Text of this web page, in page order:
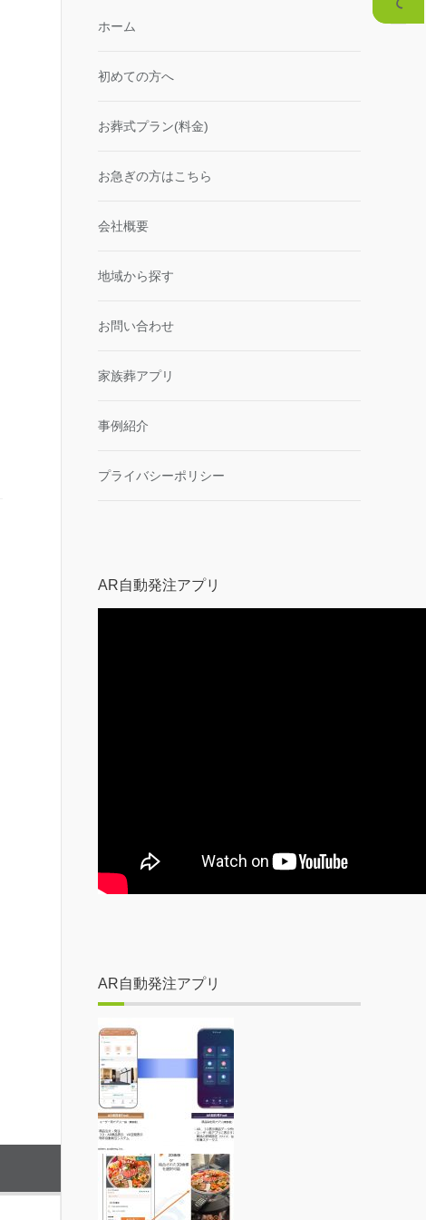
ホーム
初めての方へ
お葬式プラン(料金)
お急ぎの方はこちら
会社概要
地域から探す
お問い合わせ
家族葬アプリ
事例紹介
プライバシーポリシー
AR自動発注アプリ
AR自動発注アプリ